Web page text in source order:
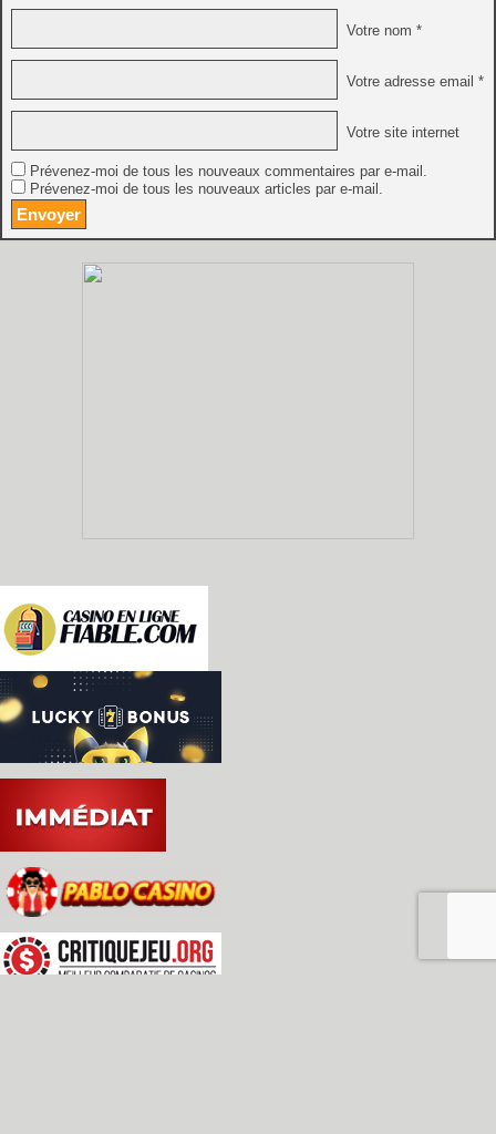
Votre nom *
Votre adresse email *
Votre site internet
Prévenez-moi de tous les nouveaux commentaires par e-mail.
Prévenez-moi de tous les nouveaux articles par e-mail.